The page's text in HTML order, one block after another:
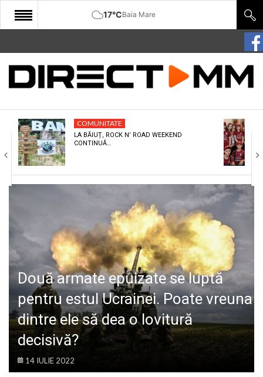
17°CBaia Mare
START
COMUNITATE
CULTURA
ECONOMIE
SANATATE
POLITIC
LIFE
COMUNITATE
LA BĂIUȚ, ROCK N’ ROAD WEEKEND
CONTINUĂ…
Două armate epuizate se luptă
pentru estul Ucrainei. Poate vreuna
dintre ele să dea o lovitură
decisivă?
14 IULIE 2022